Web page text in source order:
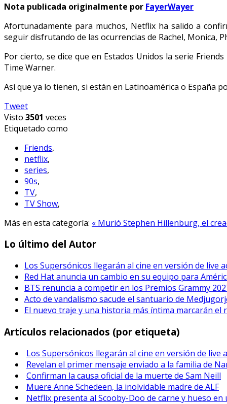
Nota publicada originalmente por FayerWayer
Afortunadamente para muchos, Netflix ha salido a
seguir disfrutando de las ocurrencias de Rachel, Monica,
Por cierto, se dice que en Estados Unidos la serie
Time Warner.
Así que ya lo tienen, si están en Latinoamérica o España
Tweet
Visto 3501 veces
Etiquetado como
Friends,
netflix,
series,
90s,
TV,
TV Show,
Más en esta categoría: « Murió Stephen Hillenburg, el
Lo último del Autor
Los Supersónicos llegarán al cine en versión de live
Red Hat anuncia un cambio en su equipo para
BTS renuncia a competir en los Premios Grammy
Acto de vandalismo sacude el santuario de
El nuevo traje y una historia más íntima marcarán el
Artículos relacionados (por etiqueta)
Los Supersónicos llegarán al cine en versión de live
Revelan el primer mensaje enviado a la familia de
Confirman la causa oficial de la muerte de Sam Neill
Muere Anne Schedeen, la inolvidable madre de ALF
Netflix presenta al Scooby-Doo de carne y hueso en